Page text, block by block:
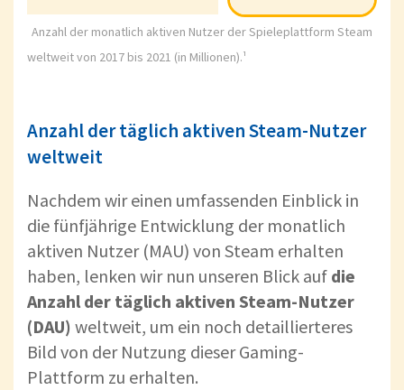
Anzahl der monatlich aktiven Nutzer der Spieleplattform Steam
weltweit von 2017 bis 2021 (in Millionen).¹
Anzahl der täglich aktiven Steam-Nutzer
weltweit
Nachdem wir einen umfassenden Einblick in
die fünfjährige Entwicklung der monatlich
aktiven Nutzer (MAU) von Steam erhalten
haben, lenken wir nun unseren Blick auf die
Anzahl der täglich aktiven Steam-Nutzer
(DAU) weltweit, um ein noch detaillierteres
Bild von der Nutzung dieser Gaming-
Plattform zu erhalten.